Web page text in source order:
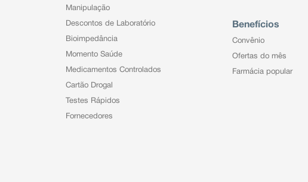
Manipulação
Descontos de Laboratório
Bioimpedância
Momento Saúde
Medicamentos Controlados
Cartão Drogal
Testes Rápidos
Fornecedores
Benefícios
Convênio
Ofertas do mês
Farmácia popular